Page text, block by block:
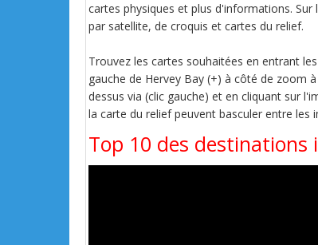
cartes physiques et plus d'informations.
par satellite, de croquis et cartes du relief.
Trouvez les cartes souhaitées en entrant
gauche de Hervey Bay (+) à côté de zoom
dessus via (clic gauche) et en cliquant sur
la carte du relief peuvent basculer entre les
Top 10 des